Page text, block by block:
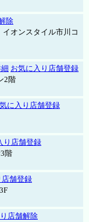
除
オンスタイル市川コ
お気に入り店舗登録
2階
に入り店舗登録
り店舗登録
階
店舗登録
店舗解除